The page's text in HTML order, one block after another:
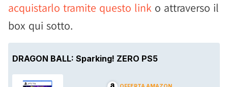
acquistarlo tramite questo link o attraverso il
box qui sotto.